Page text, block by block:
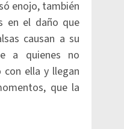
enojo, también
en el daño que
causan a su
a quienes no
ella y llegan
que la